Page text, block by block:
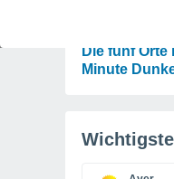
Die fünf Orte
Minute